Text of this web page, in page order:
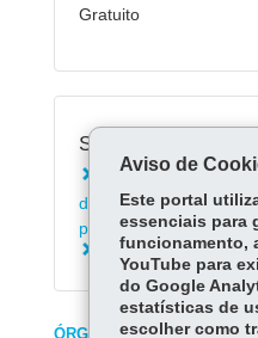
Gratuito
Serviços
Emitir Certificado
de Veículo em meio
pessoa jurídica
Emitir documentos
ÓRGÃO RESPONSÁVEL
Aviso de
Este portal
essenciais para
funcionamento,
YouTube para
do Google
estatísticas de
escolher como